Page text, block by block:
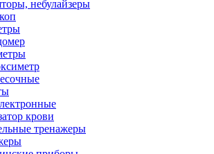
небулайзеры
крови
тренажеры